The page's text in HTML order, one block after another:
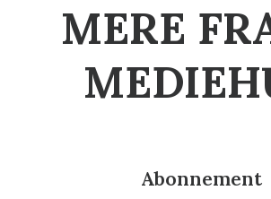
MERE
Abonnement